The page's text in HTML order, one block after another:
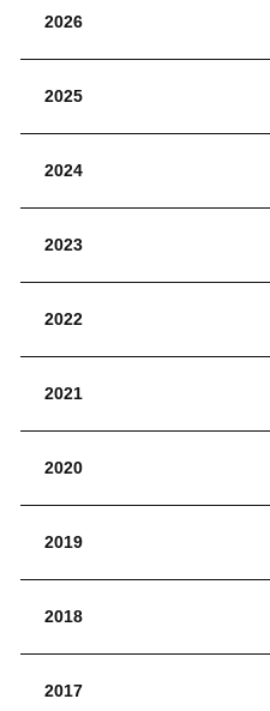
2026
2025
2024
2023
2022
2021
2020
2019
2018
2017